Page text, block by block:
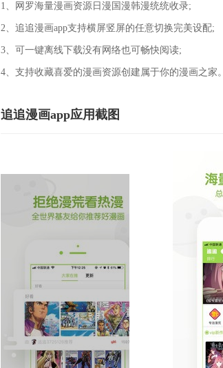
1、网罗海量漫画资源日漫国漫韩漫统统收录;
2、追追漫画app支持横屏竖屏的任意切换完美设配;
3、可一键离线下载没有网络也可畅快阅读;
4、支持收藏喜爱的漫画资源创建属于你的漫画之家。
追追漫画app应用截图